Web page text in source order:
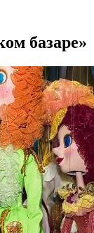
базаре»